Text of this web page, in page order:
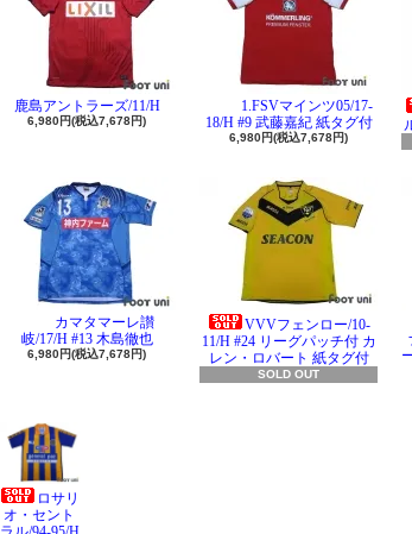
鹿島アントラーズ/11/H
6,980円(税込7,678円)
1.FSVマインツ05/17-
18/H #9 武藤嘉紀 紙タグ付
6,980円(税込7,678円)
カマタマーレ讃
岐/17/H #13 木島徹也
6,980円(税込7,678円)
VVVフェンロー/10-
11/H #24 リーグパッチ付 カ
レン・ロバート 紙タグ付
SOLD OUT
ロサリ
オ・セント